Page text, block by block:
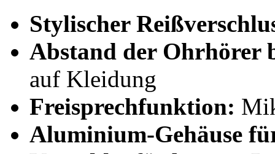
Stylischer
Abstand der Ohrhörer
auf Kleidung
Freisprechfunktion:
Aluminium-Gehäuse